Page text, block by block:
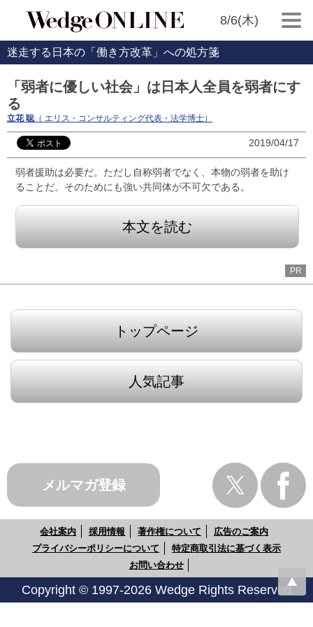
8/6(木)
迷走する日本の「働き方改革」への処方箋
「弱者に優しい社会」は日本人全員を弱者にす
る
立花 聡 （ エリス・コンサルティング代表・法学博士）
2019/04/17
弱者援助は必要だ。ただし自称弱者でなく、本物の弱者を助け
ることだ。そのためにも強い共同体が不可欠である。
本文を読む
PR
トップページ
人気記事
メルマガ登録
会社案内 採用情報 著作権について
広告のご案内
プライバシーポリシーについて
特定商取引法に基づく表示
お問い合わせ
Copyright © 1997-2026 Wedge Rights Reserved